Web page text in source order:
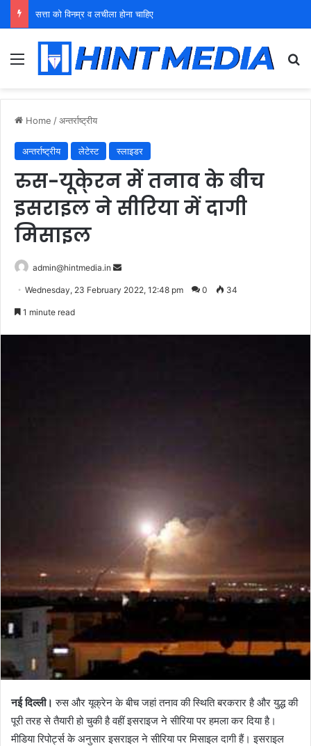
सत्ता को विनम्र व लचीला होना चाहिए
Menu
Home /अन्तर्राष्ट्रीय
अन्तर्राष्ट्रीय लेटेस्ट स्लाइडर
रुस-यूके्रन में तनाव के बीच
इसराइल ने सीरिया में दागी
मिसाइल
admin@hintmedia.in
Send
Wednesday, 23 February 2022, 12:48 pm 0 34
1 minute read
नई दिल्ली।रुस और यूक्रेन के बीच जहां तनाव की स्थिति बरकरार है और युद्ध की
पूरी तरह से तैयारी हो चुकी है वहीं इसराइज ने सीरिया पर हमला कर दिया है।
मीडिया रिपोर्ट्स के अनुसार इसराइल ने सीरिया पर मिसाइल दागी हैं। इसराइल